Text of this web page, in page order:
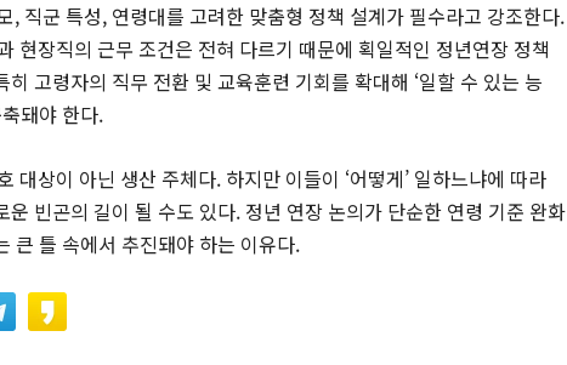
, 직군 특성, 연령대를 고려한 맞춤형 정책 설계가 필수라고 강조한다.
현장직의 근무 조건은 전혀 다르기 때문에 획일적인 정년연장 정책
고령자의 직무 전환 및 교육훈련 기회를 확대해 ‘일할 수 있는 능
돼야 한다.
대상이 아닌 생산 주체다. 하지만 이들이 ‘어떻게’ 일하느냐에 따라
빈곤의 길이 될 수도 있다. 정년 연장 논의가 단순한 연령 기준 완화
큰 틀 속에서 추진돼야 하는 이유다.